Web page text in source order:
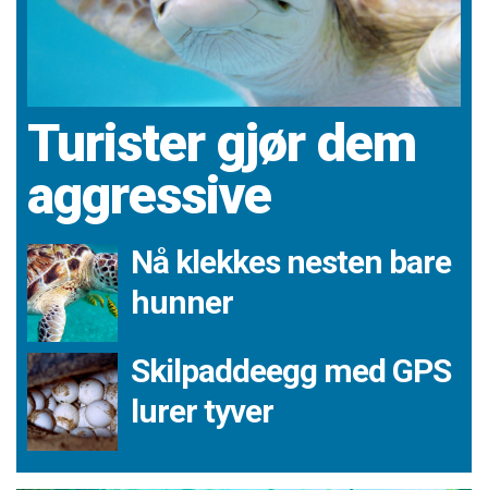
Turister gjør dem
aggressive
Nå klekkes nesten bare
hunner
Skilpaddeegg med GPS
lurer tyver